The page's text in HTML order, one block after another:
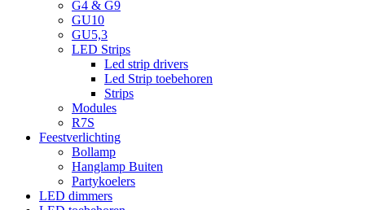
G4 & G9
GU10
GU5,3
LED Strips
Led strip drivers
Led Strip toebehoren
Strips
Modules
R7S
Feestverlichting
Bollamp
Hanglamp Buiten
Partykoelers
LED dimmers